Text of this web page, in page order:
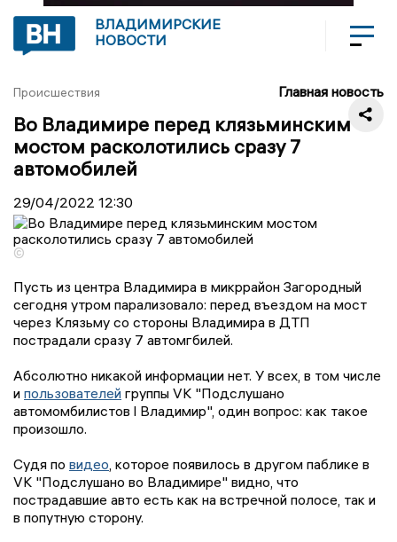
ВЛАДИМИРСКИЕ
НОВОСТИ
Происшествия Главная новость
Во Владимире перед клязьминским
мостом расколотились сразу 7
автомобилей
29/04/2022 12:30
©
Пусть из центра Владимира в микррайон Загородный
сегодня утром парализовало: перед въездом на мост
через Клязьму со стороны Владимира в ДТП
пострадали сразу 7 автомгбилей.
Абсолютно никакой информации нет. У всех, в том числе
и пользователей группы VK "Подслушано
автомомбилистов l Владимир", один вопрос: как такое
произошло.
Судя по видео , которое появилось в другом паблике в
VK "Подслушано во Владимире" видно, что
пострадавшие авто есть как на встречной полосе, так и
в попутную сторону.